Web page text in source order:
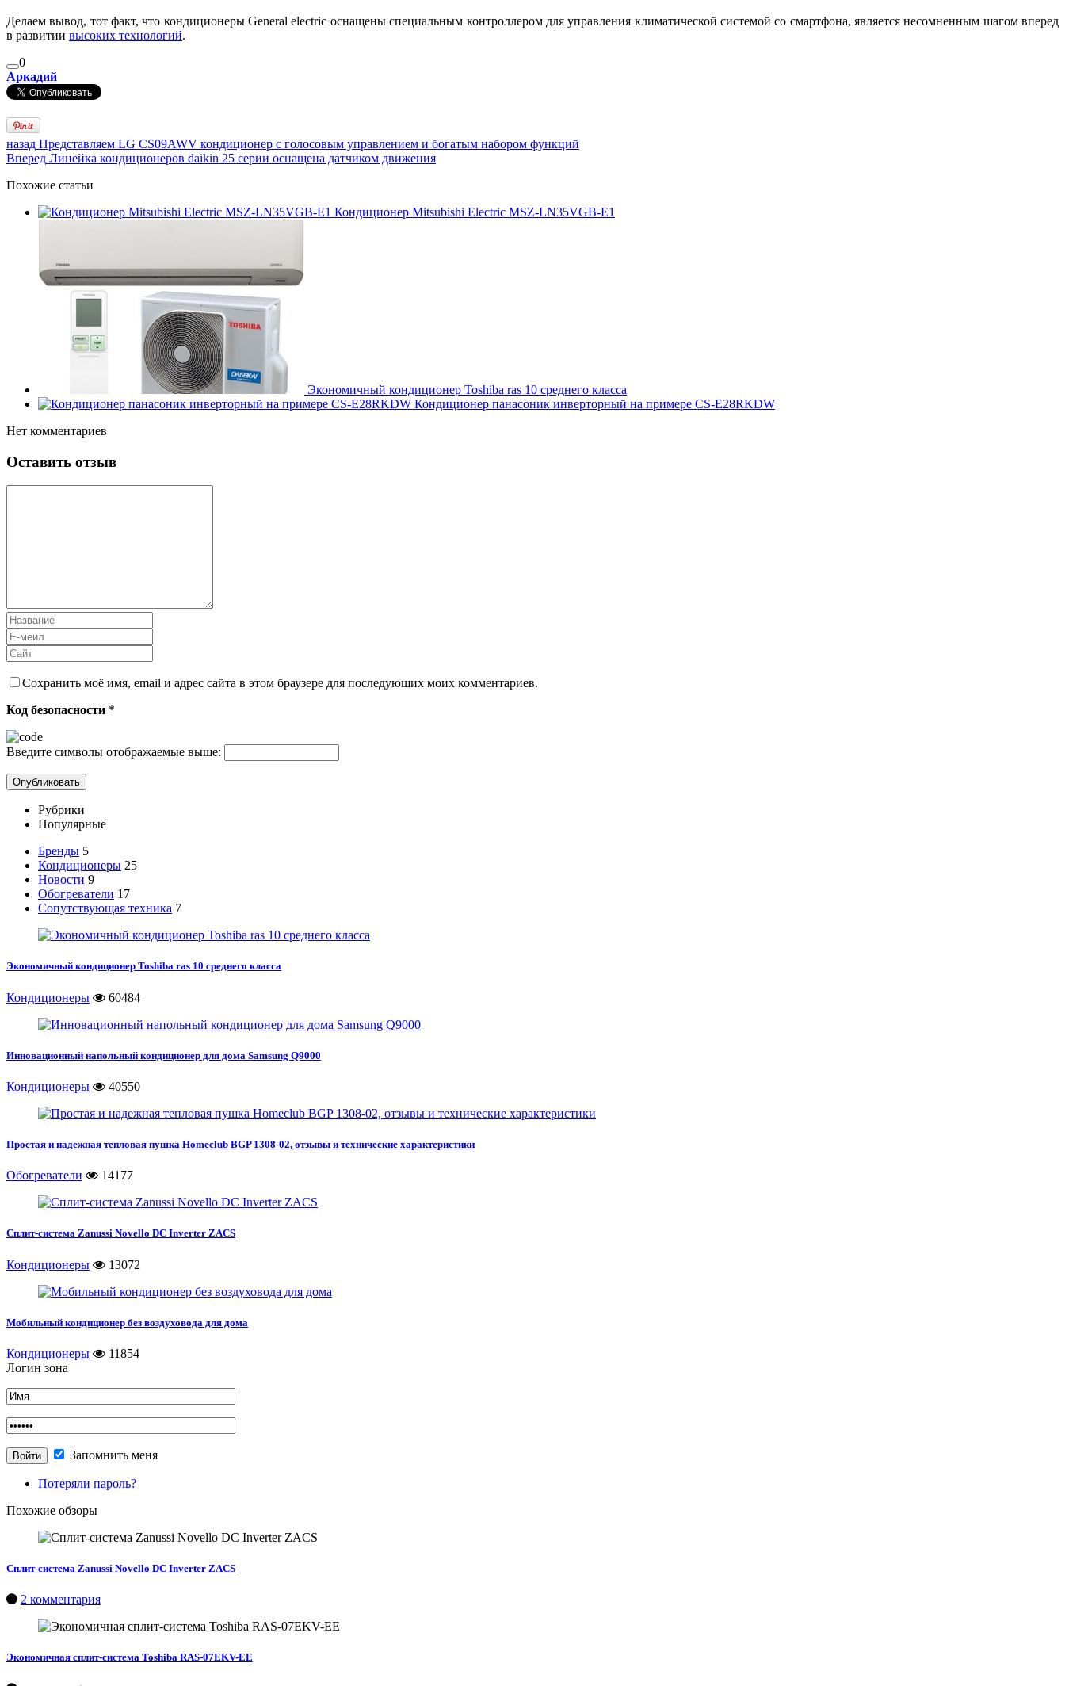
Делаем вывод, тот факт, что кондиционеры General electric оснащены специальным контроллером для управления климатической системой со смартфона, является несомненным шагом вперед
в развитии высоких технологий.
0
Аркадий
назад Представляем LG CS09AWV кондиционер с голосовым управлением и богатым набором функций
Вперед Линейка кондиционеров daikin 25 серии оснащена датчиком движения
Похожие статьи
Кондиционер Mitsubishi Electric MSZ-LN35VGB-E1
Экономичный кондиционер Toshiba ras 10 среднего класса
Кондиционер панасоник инверторный на примере CS-E28RKDW
Нет комментариев
Оставить отзыв
Сохранить моё имя, email и адрес сайта в этом браузере для последующих моих комментариев.
Код безопасности *
Введите символы отображаемые выше:
Рубрики
Популярные
Бренды 5
Кондиционеры 25
Новости 9
Обогреватели 17
Сопутствующая техника 7
Экономичный кондиционер Toshiba ras 10 среднего класса
Кондиционеры 60484
Инновационный напольный кондиционер для дома Samsung Q9000
Кондиционеры 40550
Простая и надежная тепловая пушка Homeclub BGP 1308-02, отзывы и технические характеристики
Обогреватели 14177
Сплит-система Zanussi Novello DC Inverter ZACS
Кондиционеры 13072
Мобильный кондиционер без воздуховода для дома
Кондиционеры
11854
Логин зона
Запомнить меня
Потеряли пароль?
Похожие обзоры
Сплит-система Zanussi Novello DC Inverter ZACS
2 комментария
Экономичная сплит-система Toshiba RAS-07EKV-EE